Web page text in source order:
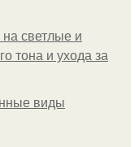
светлые и
тона и ухода за
виды